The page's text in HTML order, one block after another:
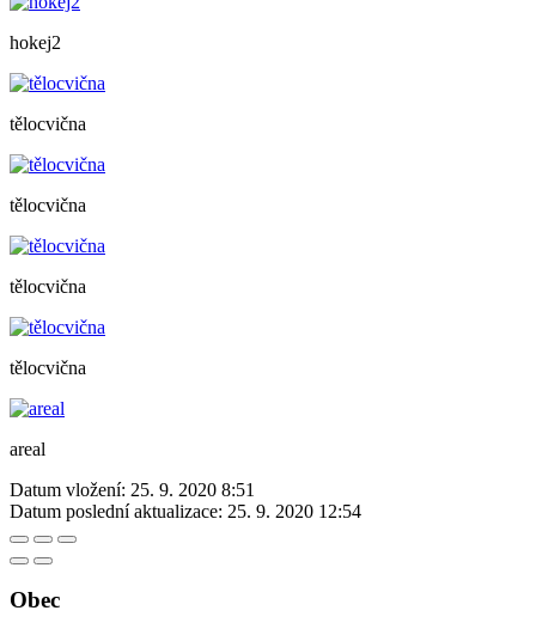
hokej2
tělocvična
tělocvična
tělocvična
tělocvična
areal
Datum vložení: 25. 9. 2020 8:51
Datum poslední aktualizace: 25. 9. 2020 12:54
Obec